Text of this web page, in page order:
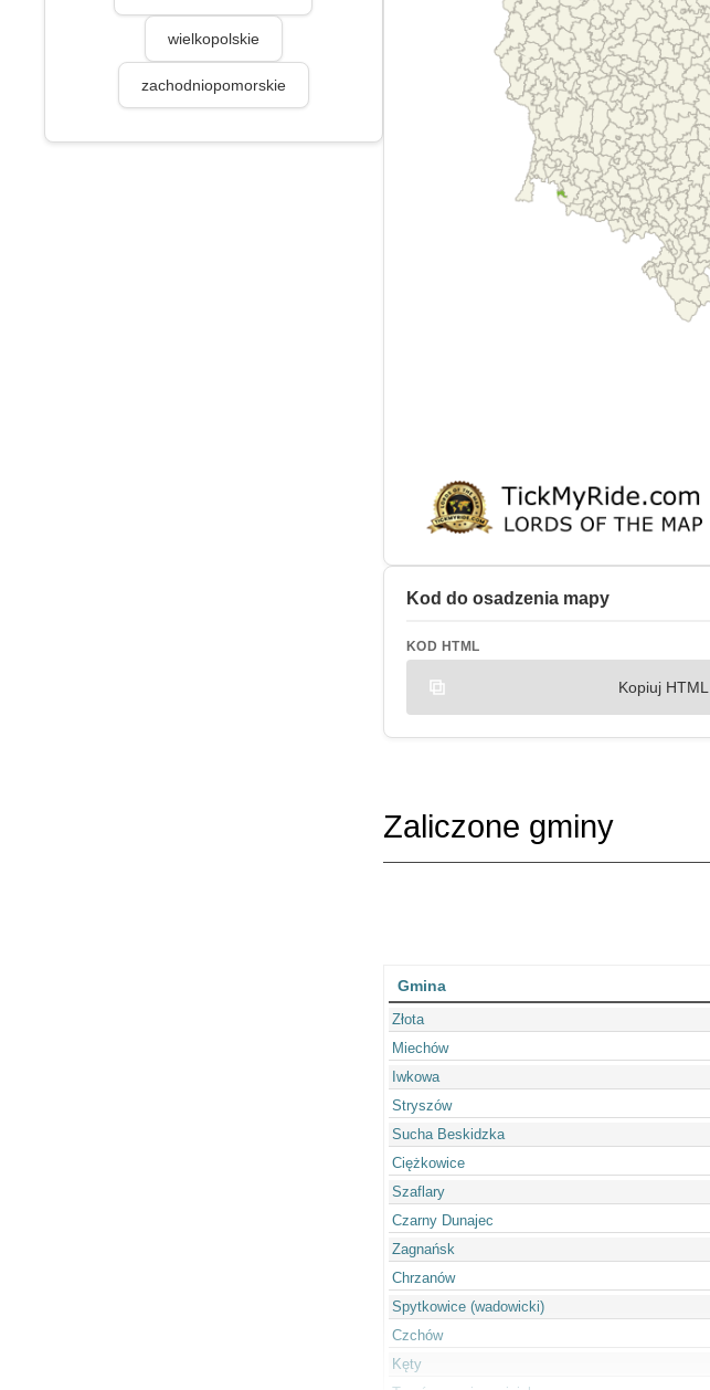
wielkopolskie
zachodniopomorskie
Kod do osadzenia mapy
KOD HTML
Kopiuj HTML
Zaliczone gminy
Gmina
Złota
Miechów
Iwkowa
Stryszów
Sucha Beskidzka
Ciężkowice
Szaflary
Czarny Dunajec
Zagnańsk
Chrzanów
Spytkowice (wadowicki)
Czchów
Kęty